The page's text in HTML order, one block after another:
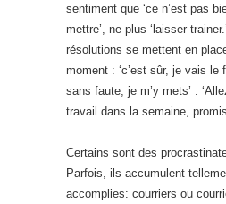
sentiment que ‘ce n’est pas
mettre’, ne plus ‘laisser
résolutions se mettent en
moment : ‘c’est sûr, je vais le
sans faute, je m’y mets’ .
travail dans la semaine,
Certains sont des
Parfois, ils accumulent
accomplies: courriers ou